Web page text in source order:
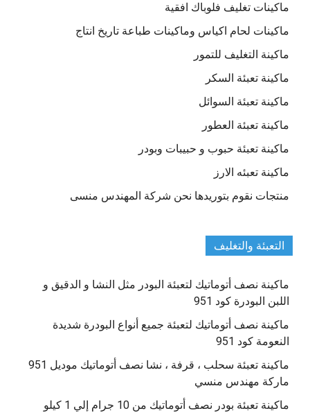
ماكينات تغليف فلوباك افقية
ماكينات لحام اكياس وماكينات طباعة تاريخ انتاج
ماكينة التغليف للتمور
ماكينة تعبئة السكر
ماكينة تعبئة السوائل
ماكينة تعبئة العطور
ماكينة تعبئة حبوب و حبيبات وبودر
ماكينة تعبئه الارز
منتجات نقوم بتوريدها نحن شركة المهندس منسى
التعبئة والتغليف
ماكينة نصف أتوماتيك لتعبئة البودر مثل النشا و الدقيق و
اللبن البودرة كود 951
ماكينة نصف أتوماتيك لتعبئة جميع أنواع البودرة شديدة
النعومة كود 951
ماكينة تعبئة سحلب ، قرفة ، نشا نصف أتوماتيك موديل 951
ماركة مهندس منسي
ماكينة تعبئة بودر نصف أتوماتيك من 10 جرام إلي 1 كيلو